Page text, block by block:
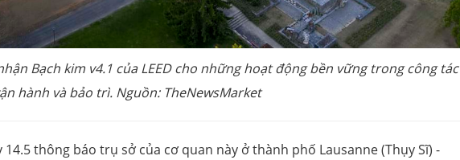
Bạch kim v4.1 của LEED cho những hoạt động bền vững trong công tác
hành và bảo trì. Nguồn: TheNewsMarket
14.5 thông báo trụ sở của cơ quan này ở thành phố Lausanne (Thụy Sĩ) -